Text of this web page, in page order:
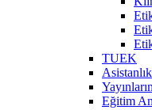
TUEK
Eğitim